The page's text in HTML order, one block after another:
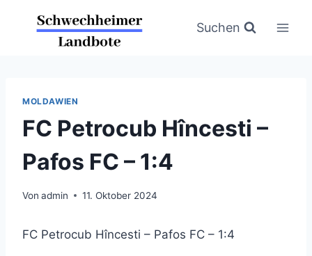
Suchen
MOLDAWIEN
FC Petrocub Hîncesti –
Pafos FC – 1:4
Von admin 11. Oktober 2024
FC Petrocub Hîncesti – Pafos FC – 1:4